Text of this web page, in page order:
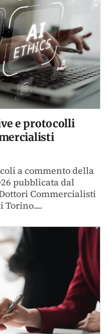
e protocolli
a commento della
pubblicata dal
Commercialisti
Torino....